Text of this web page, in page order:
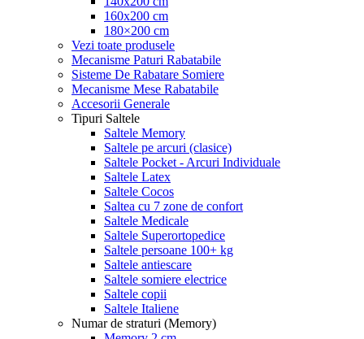
160x200 cm
180×200 cm
Vezi toate produsele
Mecanisme Paturi Rabatabile
Sisteme De Rabatare Somiere
Mecanisme Mese Rabatabile
Accesorii Generale
Tipuri Saltele
Saltele Memory
Saltele pe arcuri (clasice)
Saltele Pocket - Arcuri Individuale
Saltele Latex
Saltele Cocos
Saltea cu 7 zone de confort
Saltele Medicale
Saltele Superortopedice
Saltele persoane 100+ kg
Saltele antiescare
Saltele somiere electrice
Saltele copii
Saltele Italiene
Numar de straturi (Memory)